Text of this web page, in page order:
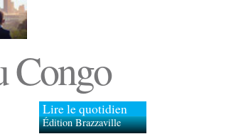
Congo
Lire le quotidien
Édition Brazzaville